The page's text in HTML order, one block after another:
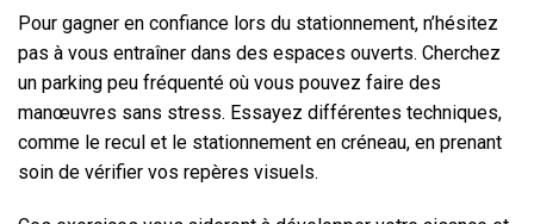
Pour gagner en confiance lors du stationnement, n’hésitez
pas à vous entraîner dans des espaces ouverts. Cherchez
un parking peu fréquenté où vous pouvez faire des
manœuvres sans stress. Essayez différentes techniques,
comme le recul et le stationnement en créneau, en prenant
soin de vérifier vos repères visuels.